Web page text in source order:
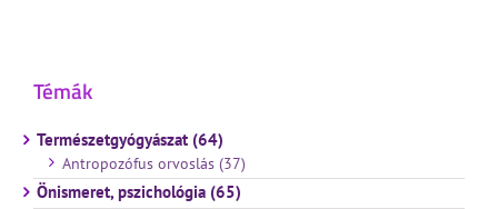
Témák
Természetgyógyászat (64)
Antropozófus orvoslás (37)
Önismeret, pszichológia (65)